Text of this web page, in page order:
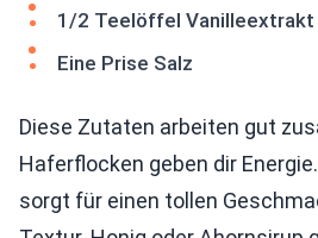
1/2 Teelöffel Vanilleextrakt
Eine Prise Salz
Diese Zutaten arbeiten gut
Haferflocken geben dir
sorgt für einen tollen